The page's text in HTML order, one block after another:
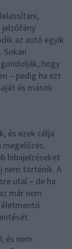
jelzőfény
az autó egyik
Sokan
hogy
– pedig ha ezt
és mások
és ezek célja
hibajelzéseket
nem történik. A
utal – de ha
már nem
életmentő
és nem